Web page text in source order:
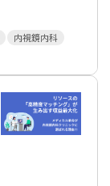
内視鏡内科